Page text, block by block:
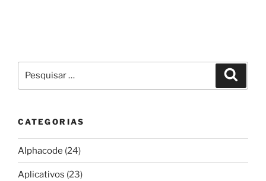
por:
CATEGORIAS
Alphacode (24)
Aplicativos (23)